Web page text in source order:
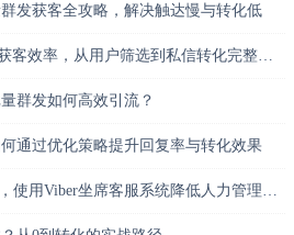
发获客全攻略，解决触达慢与转化低
效率，从用户筛选到私信转化完整解析
群发如何高效引流？
通过优化策略提升回复率与转化效果
用Viber坐席客服系统降低人力管理成本